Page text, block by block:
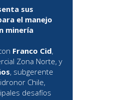
sus
el manejo
minería
Franco Cid,
Zona Norte, y
, subgerente
Chile,
desafíos